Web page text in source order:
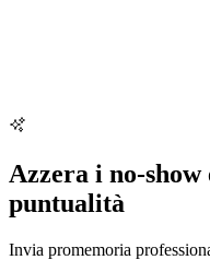
Azzera i no-
puntualità
Invia promemoria